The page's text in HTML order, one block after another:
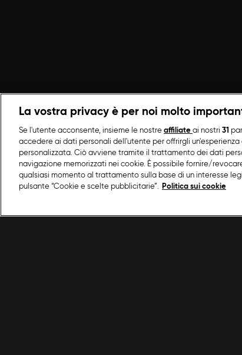
La vostra privacy è per noi molto
Se l'utente acconsente, insieme le nostre affiliate ai nostri 31
accedere ai dati personali dell'utente per offrirgli un'esperienza
personalizzata. Ciò avviene tramite il trattamento dei dati
navigazione memorizzati nei cookie. È possibile fornire/
qualsiasi momento al trattamento sulla base di un interesse
pulsante “Cookie e scelte pubblicitarie”.
Politica sui cookie